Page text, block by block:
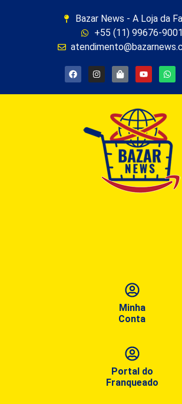
Bazar News - A Loja da
+55 (11) 99676-9001
Minha
Conta
Portal do
Franqueado